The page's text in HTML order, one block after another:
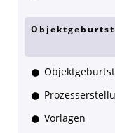
Vorlagen